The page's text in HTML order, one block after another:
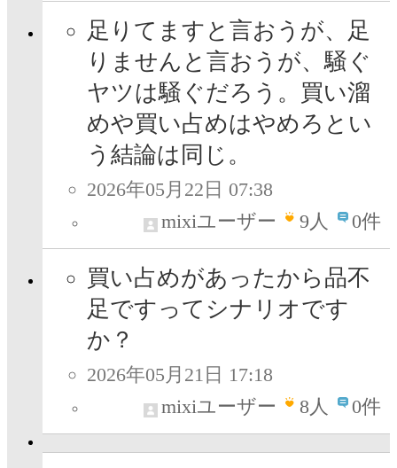
足りてますと言おうが、足
りませんと言おうが、騒ぐ
ヤツは騒ぐだろう。買い溜
めや買い占めはやめろとい
う結論は同じ。
2026年05月22日 07:38
mixiユーザー
9人 0件
買い占めがあったから品不
足ですってシナリオです
か？
2026年05月21日 17:18
mixiユーザー
8人 0件